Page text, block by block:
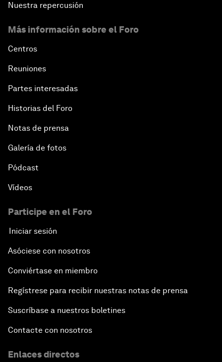
Nuestra repercusión
Más información sobre el Foro
Centros
Reuniones
Partes interesadas
Historias del Foro
Notas de prensa
Galería de fotos
Pódcast
Vídeos
Participe en el Foro
Iniciar sesión
Asóciese con nosotros
Conviértase en miembro
Regístrese para recibir nuestras notas de prensa
Suscríbase a nuestros boletines
Contacte con nosotros
Enlaces directos